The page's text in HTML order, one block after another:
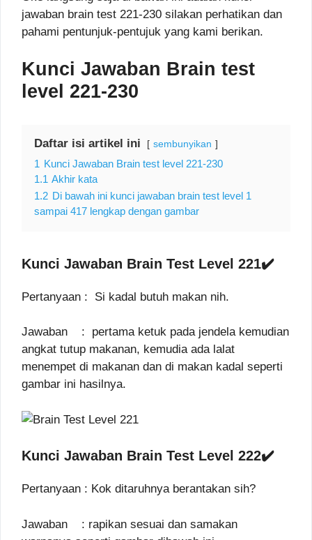
jawaban brain test 221-230 silakan perhatikan dan
pahami pentunjuk-pentujuk yang kami berikan.
Kunci Jawaban Brain test
level 221-230
Daftar isi artikel ini sembunyikan
1 Kunci Jawaban Brain test level 221-230
1.1 Akhir kata
1.2 Di bawah ini kunci jawaban brain test level 1
sampai 417 lengkap dengan gambar
Kunci Jawaban Brain Test Level 221✔️
Pertanyaan : Si kadal butuh makan nih.
Jawaban : pertama ketuk pada jendela kemudian
angkat tutup makanan, kemudia ada lalat
menempet di makanan dan di makan kadal seperti
gambar ini hasilnya.
Kunci Jawaban Brain Test Level 222✔️
Pertanyaan : Kok ditaruhnya berantakan sih?
Jawaban : rapikan sesuai dan samakan